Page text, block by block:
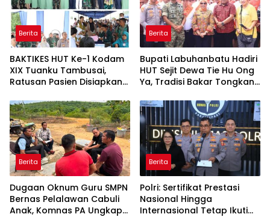
Berita
BAKTIKES HUT Ke-1 Kodam
XIX Tuanku Tambusai,
Ratusan Pasien Disiapkan
Berita
Bupati Labuhanbatu Hadiri
HUT Sejit Dewa Tie Hu Ong
Ya, Tradisi Bakar Tongkang
Berita
Dugaan Oknum Guru SMPN
Bernas Pelalawan Cabuli
Anak, Komnas PA Ungkap
Berita
Polri: Sertifikat Prestasi
Nasional Hingga
Internasional Tetap Ikuti